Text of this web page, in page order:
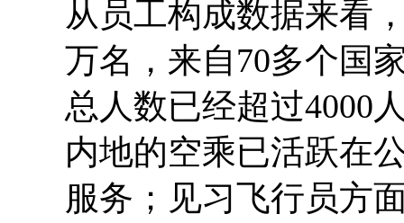
从员工构成数据来看
万名，来自70多个国
总人数已经超过4000
内地的空乘已活跃在
服务；见习飞行员方